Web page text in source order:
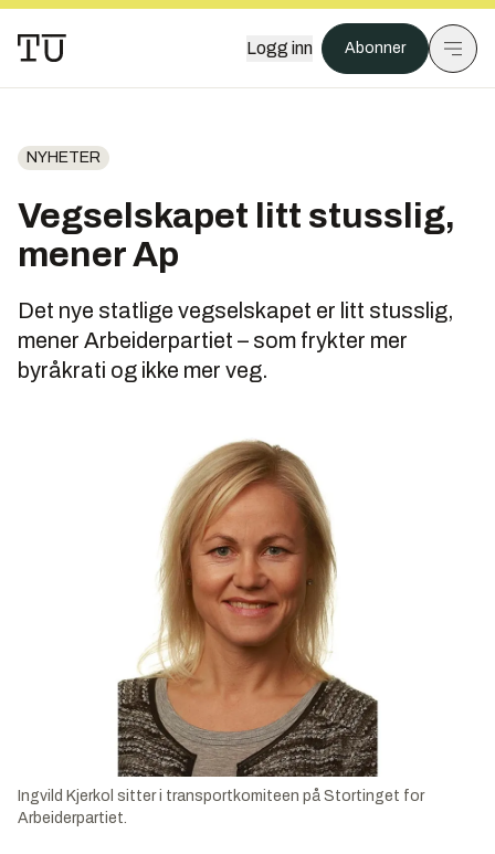
Logg inn Abonner
NYHETER
Vegselskapet litt stusslig,
mener Ap
Det nye statlige vegselskapet er litt stusslig,
mener Arbeiderpartiet – som frykter mer
byråkrati og ikke mer veg.
Ingvild Kjerkol sitter i transportkomiteen på Stortinget for
Arbeiderpartiet.